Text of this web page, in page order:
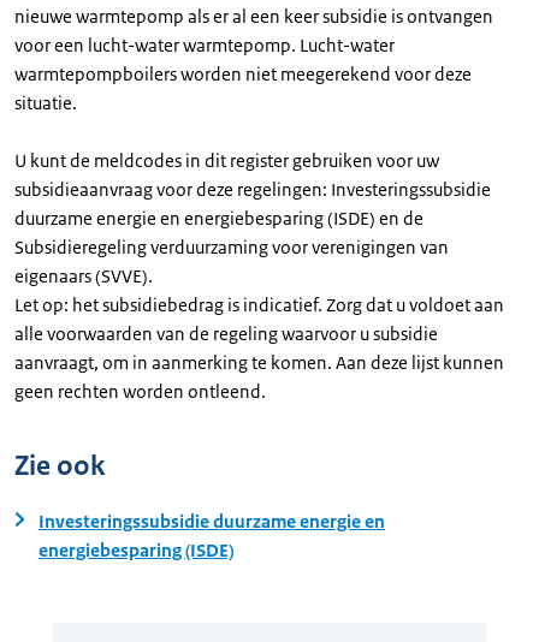
nieuwe warmtepomp als er al een keer subsidie is ontvangen
voor een lucht-water warmtepomp. Lucht-water
warmtepompboilers worden niet meegerekend voor deze
situatie.
U kunt de meldcodes in dit register gebruiken voor uw
subsidieaanvraag voor deze regelingen: Investeringssubsidie
duurzame energie en energiebesparing (ISDE) en de
Subsidieregeling verduurzaming voor verenigingen van
eigenaars (SVVE).
Let op: het subsidiebedrag is indicatief. Zorg dat u voldoet aan
alle voorwaarden van de regeling waarvoor u subsidie
aanvraagt, om in aanmerking te komen. Aan deze lijst kunnen
geen rechten worden ontleend.
Zie ook
Investeringssubsidie duurzame energie en
energiebesparing (ISDE)